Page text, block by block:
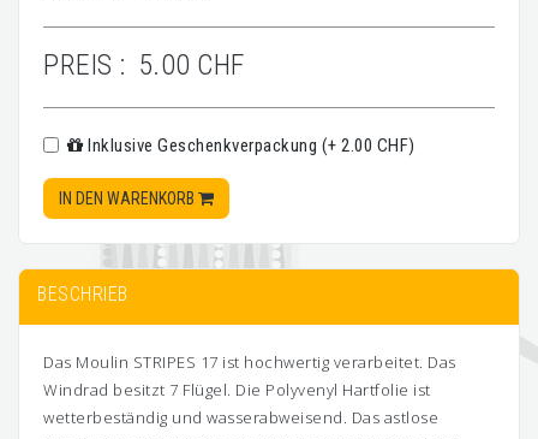
PREIS : 5.00 CHF
Inklusive Geschenkverpackung (+ 2.00 CHF)
IN DEN WARENKORB
BESCHRIEB
Das Moulin STRIPES 17 ist hochwertig verarbeitet. Das
Windrad besitzt 7 Flügel. Die Polyvenyl Hartfolie ist
wetterbeständig und wasserabweisend. Das astlose